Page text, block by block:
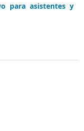
para asistentes y